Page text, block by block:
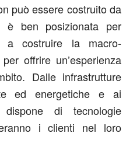
può essere costruito da
è ben posizionata per
costruire la macro-
offrire un’esperienza
Dalle infrastrutture
ed energetiche e ai
di tecnologie
i clienti nel loro